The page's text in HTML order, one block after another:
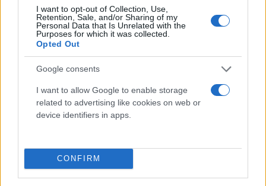
I want to opt-out of Collection, Use,
Retention, Sale, and/or Sharing of my
Personal Data that Is Unrelated with the
Purposes for which it was collected.
Opted Out
Google consents
I want to allow Google to enable storage
related to advertising like cookies on web or
device identifiers in apps.
CONFIRM
υπάρχουν σπίτια. Στην περιοχή υπάρχουν πολλές
διάσπαρτες εστίες φωτιάς και οι συνθήκες δεν
βοηθούν το έργο των πυροσβεστών.
Ήδη και στην Παλλήνη έχουν καεί σπίτια και το
μέγεθος της καταστροφής θα εκτιμηθεί μετά την
κατάσβεση της φωτιάς.
των σπιτιών, σαρώνοντας τα πάντα.